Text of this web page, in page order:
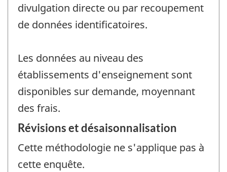
divulgation directe ou par recoupement
de données identificatoires.
Les données au niveau des
établissements d'enseignement sont
disponibles sur demande, moyennant
des frais.
Révisions et désaisonnalisation
Cette méthodologie ne s'applique pas à
cette enquête.